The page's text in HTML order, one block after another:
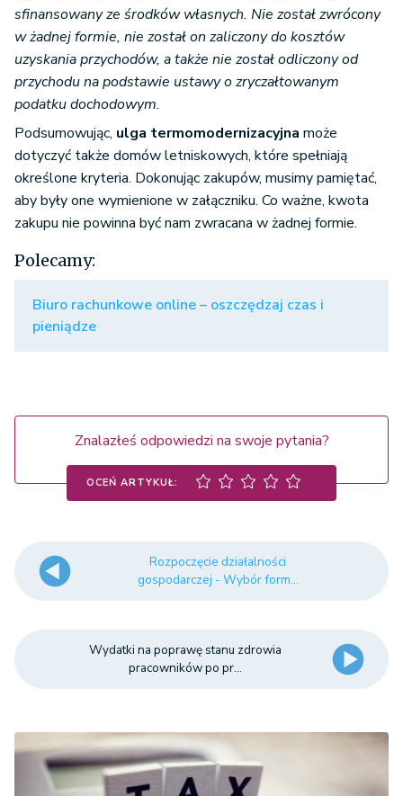
sfinansowany ze środków własnych. Nie został zwrócony
w żadnej formie, nie został on zaliczony do kosztów
uzyskania przychodów, a także nie został odliczony od
przychodu na podstawie ustawy o zryczałtowanym
podatku dochodowym.
Podsumowując, ulga termomodernizacyjna może
dotyczyć także domów letniskowych, które spełniają
określone kryteria. Dokonując zakupów, musimy pamiętać,
aby były one wymienione w załączniku. Co ważne, kwota
zakupu nie powinna być nam zwracana w żadnej formie.
Polecamy:
Biuro rachunkowe online – oszczędzaj czas i
pieniądze
Znalazłeś odpowiedzi na swoje pytania?
OCEŃ ARTYKUŁ:
Rozpoczęcie działalności
gospodarczej - Wybór form...
Wydatki na poprawę stanu zdrowia
pracowników po pr...